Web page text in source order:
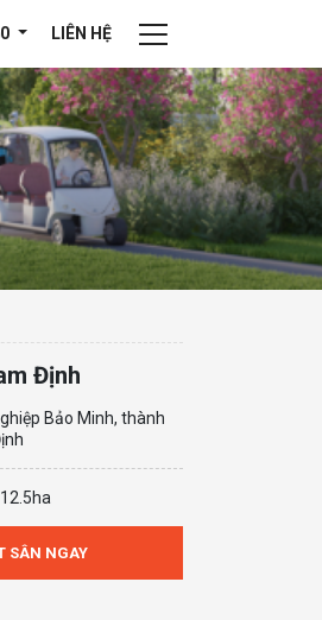
LIÊN HỆ
Định
Bảo Minh, thành
SÂN NGAY